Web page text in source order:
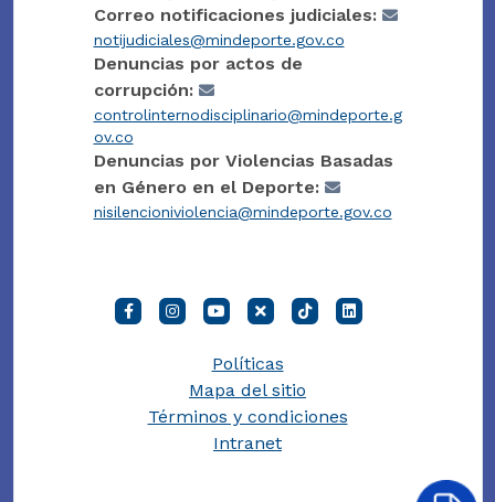
Correo notificaciones judiciales:
notijudiciales@mindeporte.gov.co
Denuncias por actos de
corrupción:
controlinternodisciplinario@mindeporte.g
ov.co
Denuncias por Violencias Basadas
en Género en el Deporte:
nisilencioniviolencia@mindeporte.gov.co
Políticas
Mapa del sitio
Términos y condiciones
Intranet